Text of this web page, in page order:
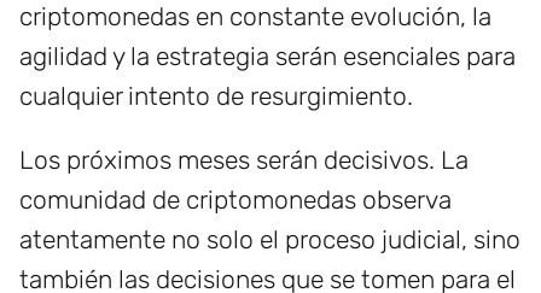
criptomonedas en constante evolución, la
agilidad y la estrategia serán esenciales para
cualquier intento de resurgimiento.
Los próximos meses serán decisivos. La
comunidad de criptomonedas observa
atentamente no solo el proceso judicial, sino
también las decisiones que se tomen para el